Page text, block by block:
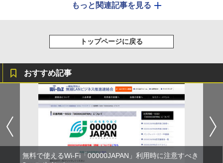
もっと関連記事を見る
トップページに戻る
おすすめ記事
無料で使えるWi-Fi「00000JAPAN」利用時に注意すべき